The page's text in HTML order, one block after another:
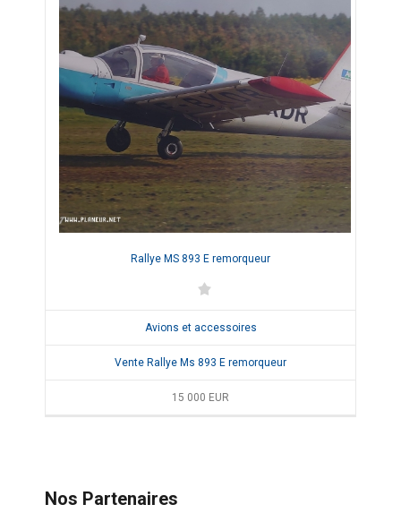
Rallye MS 893 E remorqueur
Avions et accessoires
Vente Rallye Ms 893 E remorqueur
15 000 EUR
Nos Partenaires